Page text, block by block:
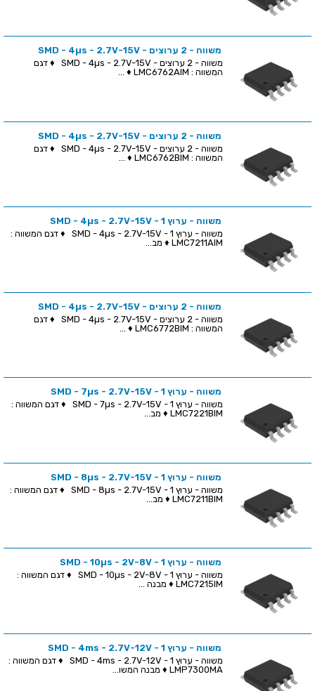
משווה - 2 ערוצים - SMD - 4µs - 2.7V-15V
משווה - 2 ערוצים - SMD - 4µs - 2.7V-15V ♦ דגם
המשווה : LMC6762AIM ♦ ...
משווה - 2 ערוצים - SMD - 4µs - 2.7V-15V
משווה - 2 ערוצים - SMD - 4µs - 2.7V-15V ♦ דגם
המשווה : LMC6762BIM ♦ ...
משווה - ערוץ 1 - SMD - 4µs - 2.7V-15V
משווה - ערוץ 1 - SMD - 4µs - 2.7V-15V ♦ דגם המשווה :
LMC7211AIM ♦ מב...
משווה - 2 ערוצים - SMD - 4µs - 2.7V-15V
משווה - 2 ערוצים - SMD - 4µs - 2.7V-15V ♦ דגם
המשווה : LMC6772BIM ♦ ...
משווה - ערוץ 1 - SMD - 7µs - 2.7V-15V
משווה - ערוץ 1 - SMD - 7µs - 2.7V-15V ♦ דגם המשווה :
LMC7221BIM ♦ מב...
משווה - ערוץ 1 - SMD - 8µs - 2.7V-15V
משווה - ערוץ 1 - SMD - 8µs - 2.7V-15V ♦ דגם המשווה :
LMC7211BIM ♦ מב...
משווה - ערוץ 1 - SMD - 10µs - 2V-8V
משווה - ערוץ 1 - SMD - 10µs - 2V-8V ♦ דגם המשווה :
LMC7215IM ♦ מבנה ...
משווה - ערוץ 1 - SMD - 4ms - 2.7V-12V
משווה - ערוץ 1 - SMD - 4ms - 2.7V-12V ♦ דגם המשווה :
LMP7300MA ♦ מבנה המשו...